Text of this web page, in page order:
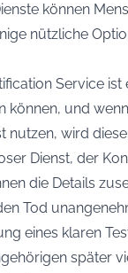
können
nützliche
Service
können, und
nutzen, wird
Dienst, der
die Details
Tod
eines klaren
später